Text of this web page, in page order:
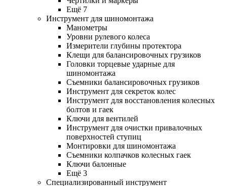
Ещё 7
Инструмент для шиномонтажа
Манометры
Уровни рулевого колеса
Измерители глубины протектора
Клещи для балансировочных грузиков
Головки торцевые ударные для
шиномонтажа
Съемники балансировочных грузиков
Инструмент для секреток колес
Инструмент для восстановления колесных
болтов и гаек
Ключи для вентилей
Инструмент для очистки привалочных
поверхностей ступиц
Монтировки для шиномонтажа
Съемники колпачков колесных гаек
Ключи балонные
Ещё 3
Специализированный инструмент